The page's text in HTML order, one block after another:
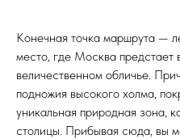
Конечная точка маршрута —
место, где Москва
величественном обличье.
подножия высокого холма,
уникальная природная зона,
столицы. Прибывая сюда, вы